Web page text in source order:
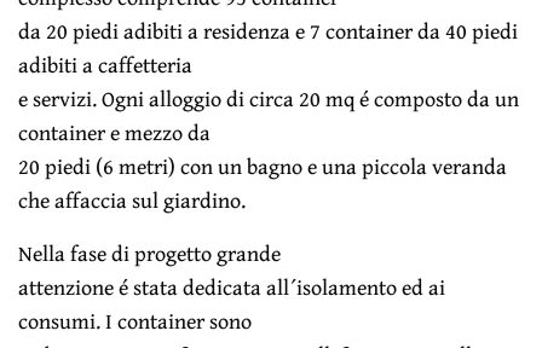
da 20 piedi adibiti a residenza e 7 container da 40 piedi
adibiti a caffetteria
e servizi. Ogni alloggio di circa 20 mq é composto da un
container e mezzo da
20 piedi (6 metri) con un bagno e una piccola veranda
che affaccia sul giardino.
Nella fase di progetto grande
attenzione é stata dedicata all´isolamento ed ai
consumi. I container sono